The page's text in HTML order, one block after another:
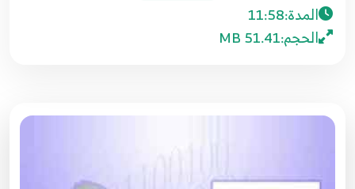
المدة:11:58
الحجم:51.41 MB